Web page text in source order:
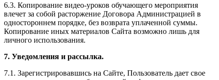
6.3. Копирование видео-уроков обучающего мероприятия
влечет за собой расторжение Договора Администрацией в
одностороннем порядке, без возврата уплаченной суммы.
Копирование иных материалов Сайта возможно лишь для
личного использования.
7. Уведомления и рассылка.
7.1. Зарегистрировавшись на Сайте, Пользователь дает свое